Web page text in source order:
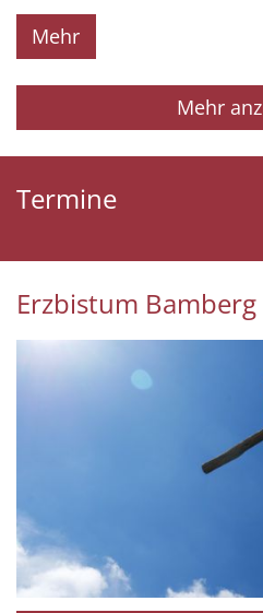
Mehr
Mehr
Termine
Erzbistum Bamberg